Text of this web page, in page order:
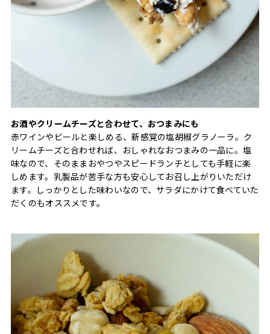
お酒やクリームチーズと合わせて、おつまみにも
赤ワインやビールと楽しめる、新感覚の塩胡椒グラノーラ。ク
リームチーズと合わせれば、おしゃれなおつまみの一品に。塩
味なので、そのままおやつやスピードランチとしても手軽に楽
しめます。乳製品が苦手な方も安心してお召し上がりいただけ
ます。しっかりとした味わいなので、サラダにかけて食べていた
だくのもオススメです。